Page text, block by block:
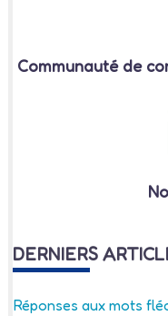
Communauté de
DERNIERS
Réponses aux mots